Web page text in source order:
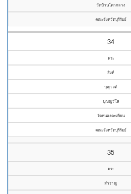
วัดบ้านโคกกลาง
คณะจังหวัดบุรีรัมย์
34
พระ
สิงห์
บุญวงค์
ปุญฺญวํโส
วัดหนองตะเคียน
คณะจังหวัดบุรีรัมย์
35
พระ
สำราญ